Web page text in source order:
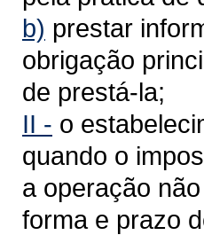
b) prestar
obrigação
de prestá-la;
II - o
quando o
a operação
forma e prazo